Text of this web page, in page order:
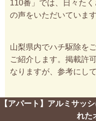
110番」では、日々た
の声をいただいています
山梨県内でハチ駆除を
ご紹介します。掲載許
なりますが、参考にし
【アパート】アルミサッ
れた